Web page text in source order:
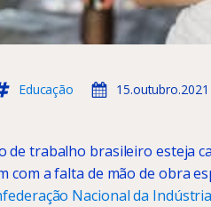
Educação 15.outubro.2021
de trabalho brasileiro esteja
com a falta de mão de obra
Nacional da